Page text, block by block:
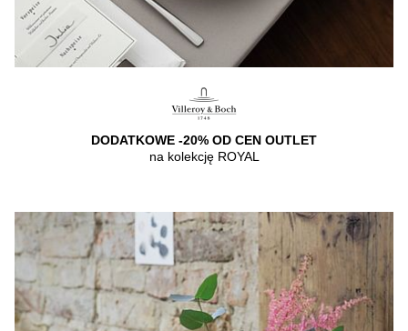
DODATKOWE -20% OD CEN OUTLET
na kolekcję ROYAL